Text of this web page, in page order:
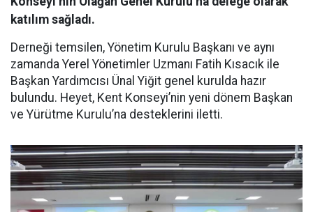
katılım sağladı.
Derneği temsilen, Yönetim Kurulu Başkanı ve aynı
zamanda Yerel Yönetimler Uzmanı Fatih Kısacık ile
Başkan Yardımcısı Ünal Yiğit genel kurulda hazır
bulundu. Heyet, Kent Konseyi’nin yeni dönem Başkan
ve Yürütme Kurulu’na desteklerini iletti.